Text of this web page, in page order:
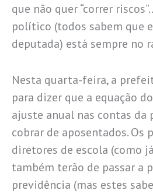
que não quer “correr
político (todos sabem que
deputada) está sempre no
Nesta quarta-feira, a
para dizer que a equação
ajuste anual nas contas da
cobrar de aposentados. Os
diretores de escola (como
também terão de passar a
previdência (mas estes